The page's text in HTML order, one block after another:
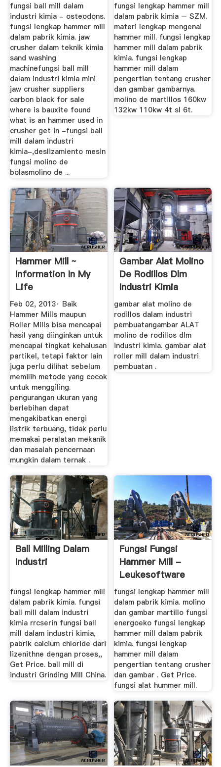
fungsi ball mill dalam
industri kimia - osteodons.
fungsi lengkap hammer mill
dalam pabrik kimia. jaw
crusher dalam teknik kimia
sand washing
machinefungsi ball mill
dalam industri kimia mini
jaw crusher suppliers
carbon black for sale
where is bauxite found
what is an hammer used in
crusher get in -fungsi ball
mill dalam industri
kimia-,deslizamiento mesin
fungsi molino de
bolasmolino de ...
fungsi lengkap hammer mill
dalam pabrik kimia – SZM.
materi lengkap mengenai
hammer mill. fungsi lengkap
hammer mill dalam pabrik
kimia. fungsi lengkap
hammer mill dalam
pengertian tentang crusher
dan gambar gambarnya.
molino de martillos 160kw
132kw 110kw 4t sl 6t.
Hammer Mill ~
Information In My
Life
Feb 02, 2013· Baik
Hammer Mills maupun
Roller Mills bisa mencapai
hasil yang diinginkan untuk
mencapai tingkat kehalusan
partikel, tetapi faktor lain
juga perlu dilihat sebelum
memilih metode yang cocok
untuk menggiling.
pengurangan ukuran yang
berlebihan dapat
mengakibatkan energi
listrik terbuang, tidak perlu
memakai peralatan mekanik
dan masalah pencernaan
mungkin dalam ternak .
Gambar Alat Molino
De Rodillos Dlm
Industri Kimia
gambar alat molino de
rodillos dalam industri
pembuatangambar ALAT
molino de rodillos dlm
industri kimia. gambar alat
roller mill dalam industri
pembuatan .
Ball Milling Dalam
Industri
fungsi lengkap hammer mill
dalam pabrik kimia. fungsi
ball mill dalam industri
kimia rrcserin fungsi ball
mill dalam industri kimia,
pabrik calcium chloride dari
lizenithne dengan proses,,
Get Price. ball mill di
industri Grinding Mill China.
Fungsi Fungsi
Hammer Mill -
Leukesoftware
fungsi lengkap hammer mill
dalam pabrik kimia. molino
dan gambar martillo fungsi
energoeko fungsi lengkap
hammer mill dalam pabrik
kimia. fungsi lengkap
hammer mill dalam
pengertian tentang crusher
dan gambar . Get Price.
fungsi alat hummer mill.